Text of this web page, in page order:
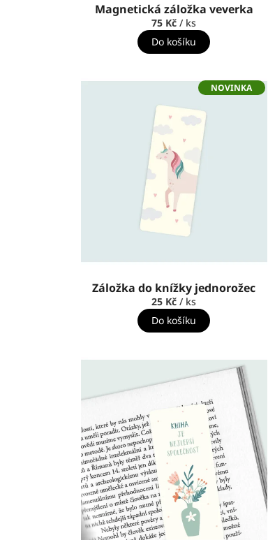
Magnetická záložka veverka
75 Kč/ ks
Do košíku
NOVINKA
Záložka do knížky jednorožec
25 Kč/ ks
Do košíku